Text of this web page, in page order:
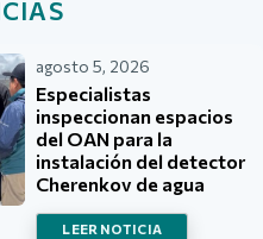
agosto 5, 2026
Especialistas
inspeccionan espacios
del OAN para la
instalación del detector
Cherenkov de agua
LEER NOTICIA